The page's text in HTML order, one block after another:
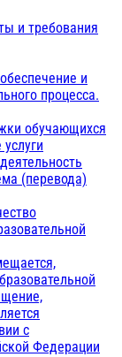
и требования
и
процесса.
обучающихся
(перевода)
с
Федерации